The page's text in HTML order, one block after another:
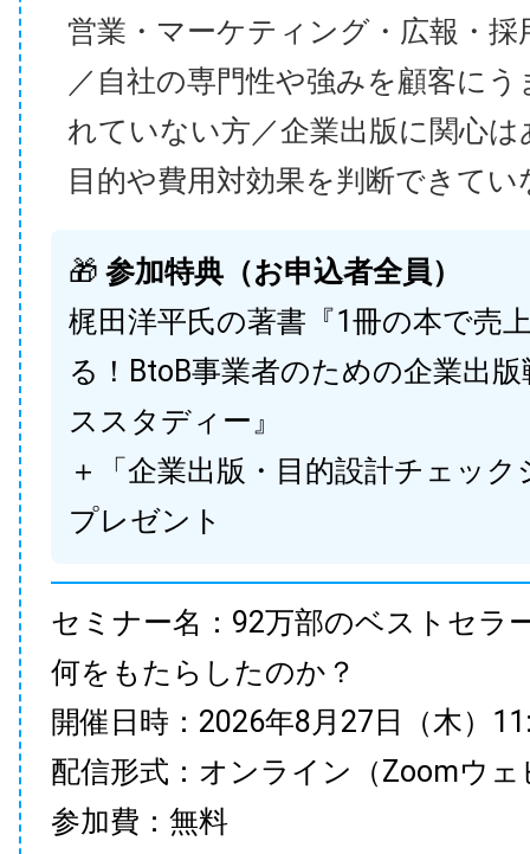
営業・マーケティング・広報・採
／自社の専門性や強みを顧客に
れていない方／企業出版に関心
目的や費用対効果を判断できてい
🎁 参加特典（お申込者全員）
梶田洋平氏の著書『1冊の本で売
る！BtoB事業者のための企業出
ススタディー』
＋「企業出版・目的設計チェック
プレゼント
セミナー名：92万部のベストセラ
何をもたらしたのか？
開催日時：2026年8月27日（木）
配信形式：オンライン（Zoomウェ
参加費：無料